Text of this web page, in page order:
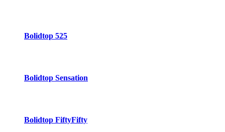
Bolidtop 525
Bolidtop Sensation
Bolidtop FiftyFifty